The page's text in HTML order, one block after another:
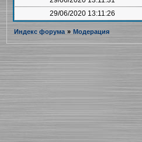
29/06/2020 13:11:26
Индекс форума » Модерация